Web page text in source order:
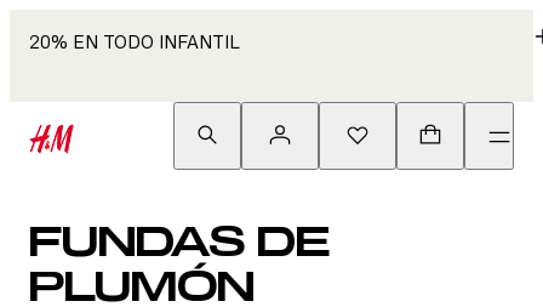
20% EN TODO INFANTIL
FUNDAS DE
PLUMÓN